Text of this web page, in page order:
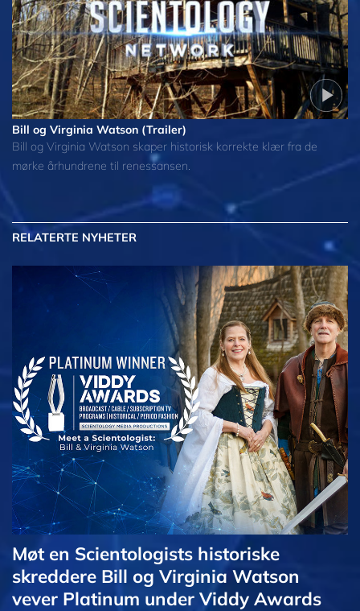
Bill og Virginia Watson (Trailer)
Bill og Virginia Watson skaper historisk korrekte klær fra de
mørke århundrene til renessansen.
RELATERTE NYHETER
Møt en Scientologists historiske
skreddere Bill og Virginia Watson
vever Platinum under Viddy Awards